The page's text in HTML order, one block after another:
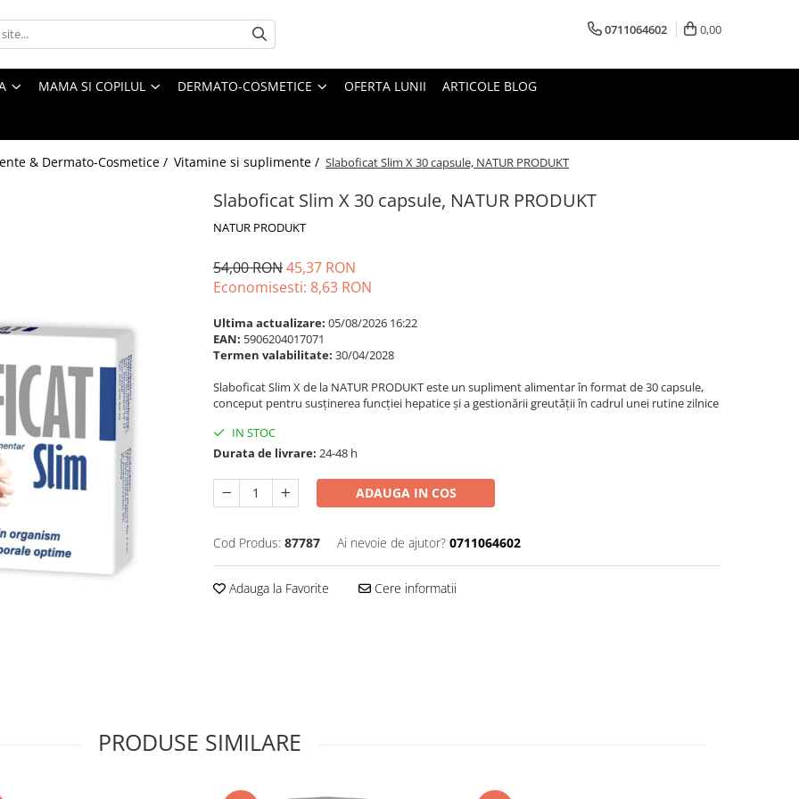
0711064602 0,00
MAMA SI COPILUL DERMATO-COSMETICE OFERTA LUNII ARTICOLE BLOG
& Dermato-Cosmetice / Vitamine si suplimente / Slaboficat Slim X 30 capsule, NATUR PRODUKT
Slaboficat Slim X 30 capsule, NATUR PRODUKT
NATUR PRODUKT
54,00 RON45,37 RON
Economisesti: 8,63 RON
Ultima actualizare: 05/08/2026 16:22
EAN: 5906204017071
Termen valabilitate: 30/04/2028
Slaboficat Slim X de la NATUR PRODUKT este un supliment alimentar în format de 30 capsule,
conceput pentru susținerea funcției hepatice și a gestionării greutății în cadrul unei rutine zilnice
IN STOC
Durata de livrare: 24-48 h
ADAUGA IN COS
Cod Produs: 87787 Ai nevoie de ajutor? 0711064602
Adauga la Favorite Cere informatii
PRODUSE SIMILARE